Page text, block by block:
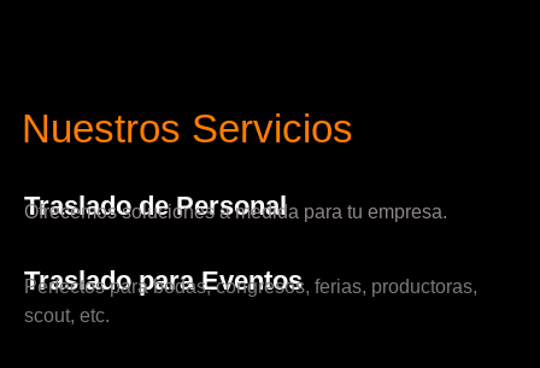
Nuestros Servicios
Traslado de Personal
Ofrecemos soluciones a medida para tu empresa.
Traslado para Eventos
Perfectos para bodas, congresos, ferias, productoras,
scout, etc.